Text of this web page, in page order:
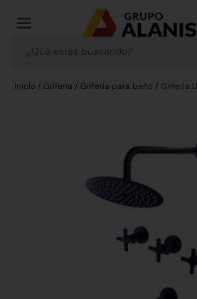
Inicio / Grifería / Grifería para baño / Griferia